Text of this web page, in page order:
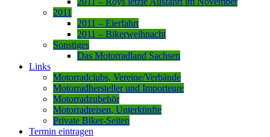
2011
2011 – Eierfahrt
2011 – Bikerweihnacht
Sonstiges
Das Motorradland Sachsen
Links
Motorradclubs, Vereine/Verbände
Motorradhersteller und Importeure
Motorradzubehör
Motorradreisen, Unterkünfte
Private Biker-Seiten
Termin eintragen